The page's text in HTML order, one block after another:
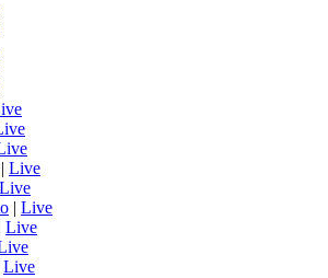
| Live
Live
| Live
Live
Live